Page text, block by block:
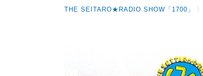
THE SEITARO★RADIO SHOW「1700」 〉